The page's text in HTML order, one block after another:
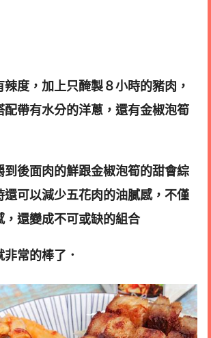
度，加上只醃製８小時的豬肉，
配帶有水分的洋蔥，還有金椒泡筍
到後面肉的鮮跟金椒泡筍的甜會綜
還可以減少五花肉的油膩感，不僅
，還變成不可或缺的組合
非常的棒了 ．